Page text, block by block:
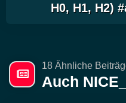
H0, H1, H2)
18 Ähnliche
Auch NICE_